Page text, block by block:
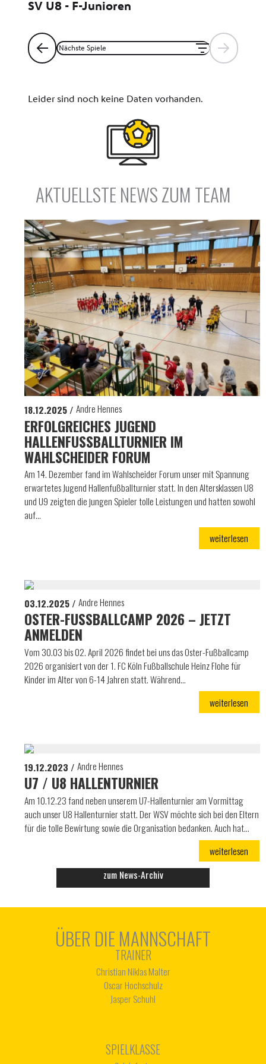
AKTUELLSTE NEWS ZUM TEAM
18.12.2025 Andre Hennes
ERFOLGREICHES JUGEND
HALLENFUSSBALLTURNIER IM W
AHLSCHEIDER FORUM
Am 14. Dezember fand im Wahlscheider Forum unser mit Spannung
erwartetes Jugend Hallenfußballturnier statt. In den Altersklassen U8
und U9 zeigten die jungen Spieler tolle Leistungen und hatten sowohl
auf…
weiterlesen
03.12.2025 Andre Hennes
OSTER-FUSSBALLCAMP 2026 – JETZT A
NMELDEN
Vom 30.03 bis 02. April 2026 findet bei uns das Oster-Fußballcamp
2026 organisiert von der 1. FC Köln Fußballschule Heinz Flohe für
Kinder im Alter von 6-14 Jahren statt. Während…
weiterlesen
19.12.2023 Andre Hennes
U7 / U8 HALLENTURNIER
Am 10.12.23 fand neben unserem U7-Hallenturnier am Vormittag
auch unser U8 Hallenturnier statt. Der WSV möchte sich bei den Eltern
für die tolle Bewirtung sowie die Organisation bedanken. Auch hat…
weiterlesen
zum News-Archiv
ÜBER DIE MANNSCHAFT
TRAINER
Christian Niklas Malter
Oscar Hochschulz
Jasper Schuhl
SPIELKLASSE